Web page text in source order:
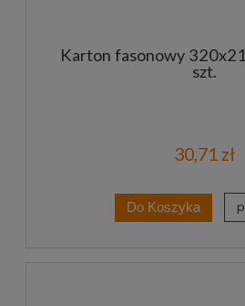
Karton fasonowy
szt.
30,71 zł
Do Koszyka